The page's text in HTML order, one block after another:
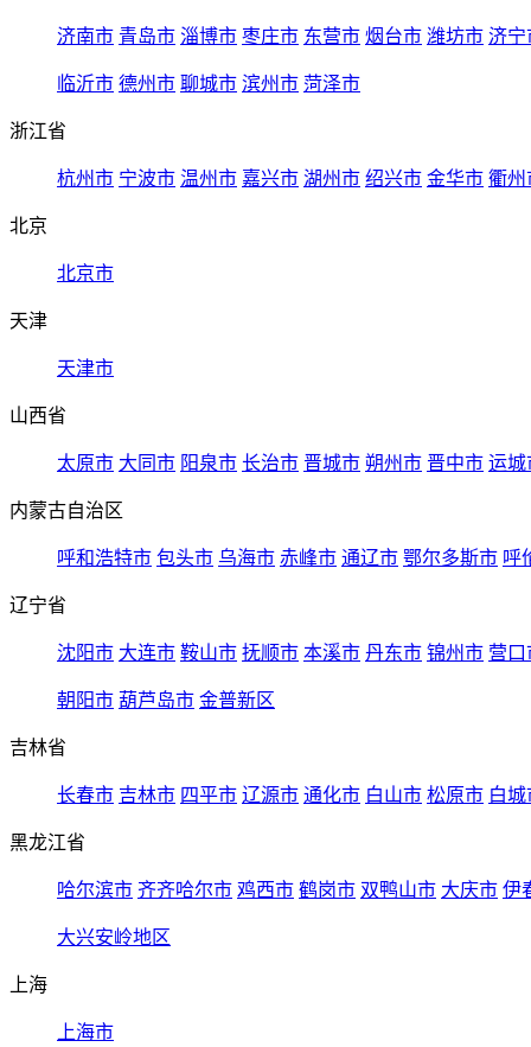
济南市 青岛市 淄博市 枣庄市 东营市 烟台市 潍坊市 济宁
临沂市 德州市 聊城市 滨州市 菏泽市
浙江省
杭州市 宁波市 温州市 嘉兴市 湖州市 绍兴市 金华市 衢州
北京
北京市
天津
天津市
山西省
太原市 大同市 阳泉市 长治市 晋城市 朔州市 晋中市 运城
内蒙古自治区
呼和浩特市 包头市 乌海市 赤峰市 通辽市 鄂尔多斯市 呼
辽宁省
沈阳市 大连市 鞍山市 抚顺市 本溪市 丹东市 锦州市 营口
朝阳市 葫芦岛市 金普新区
吉林省
长春市 吉林市 四平市 辽源市 通化市 白山市 松原市 白城
黑龙江省
哈尔滨市 齐齐哈尔市 鸡西市 鹤岗市 双鸭山市 大庆市 伊
大兴安岭地区
上海
上海市